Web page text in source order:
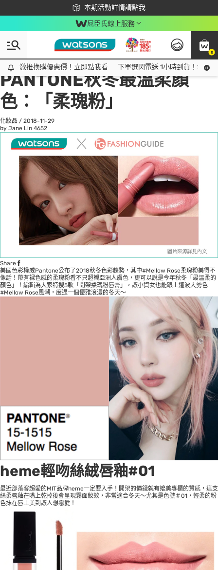
本期活動詳情請點我
下載app最高回饋$350
屈臣氏線上服務
0
激推換購優惠價！立即點我看
激推換購優惠價！立即點我看 下單選閃電送 1小時到貨！領神
All
話題趨勢
PANTONE秋冬最溫柔顏
色：「柔瑰粉」
化妝品 / 2018-11-29
by Jane Lin 4652
Share
美國色彩權威Pantone公布了2018秋冬色彩趨勢，其中#Mellow Rose柔瑰粉美得不
像話！帶有裸色感的柔瑰粉看不只超襯亞洲人膚色，更可以說是今年秋冬「最溫柔的
顏色」！編輯為大家特搜5款「開架柔瑰粉唇膏」，讓小資女也能跟上這波大勢色
#Mellow Rose風潮，度過一個優雅浪漫的冬天～
heme輕吻絲絨唇釉#01
最近部落客超愛的MIT品牌heme一定要入手！開架的價錢就有媲美專櫃的質感，這支
絲柔唇釉在嘴上乾掉後會呈現霧面妝效，非常適合冬天～尤其是色號＃01，輕柔的粉
色抹在唇上美到讓人想戀愛！